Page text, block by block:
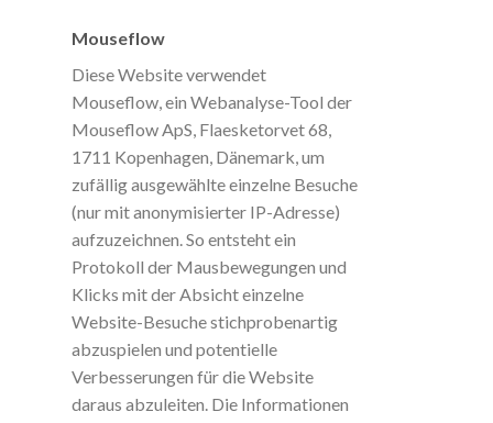
Mouseflow
Diese Website verwendet
Mouseflow, ein Webanalyse-Tool der
Mouseflow ApS, Flaesketorvet 68,
1711 Kopenhagen, Dänemark, um
zufällig ausgewählte einzelne Besuche
(nur mit anonymisierter IP-Adresse)
aufzuzeichnen. So entsteht ein
Protokoll der Mausbewegungen und
Klicks mit der Absicht einzelne
Website-Besuche stichprobenartig
abzuspielen und potentielle
Verbesserungen für die Website
daraus abzuleiten. Die Informationen